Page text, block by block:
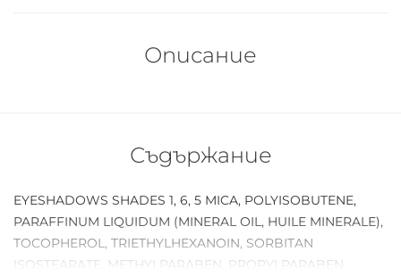
Описание
Съдържание
EYESHADOWS SHADES 1, 6, 5 MICA, POLYISOBUTENE,
PARAFFINUM LIQUIDUM (MINERAL OIL, HUILE MINERALE),
TOCOPHEROL, TRIETHYLHEXANOIN, SORBITAN
ISOSTEARATE, METHYLPARABEN, PROPYLPARABEN,